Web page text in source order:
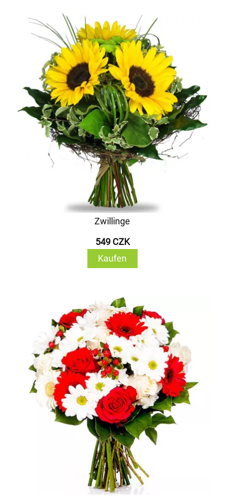
Zwillinge
549 CZK
Kaufen